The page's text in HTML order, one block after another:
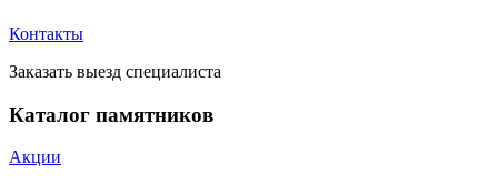
Контакты
Заказать выезд специалиста
Каталог памятников
Акции